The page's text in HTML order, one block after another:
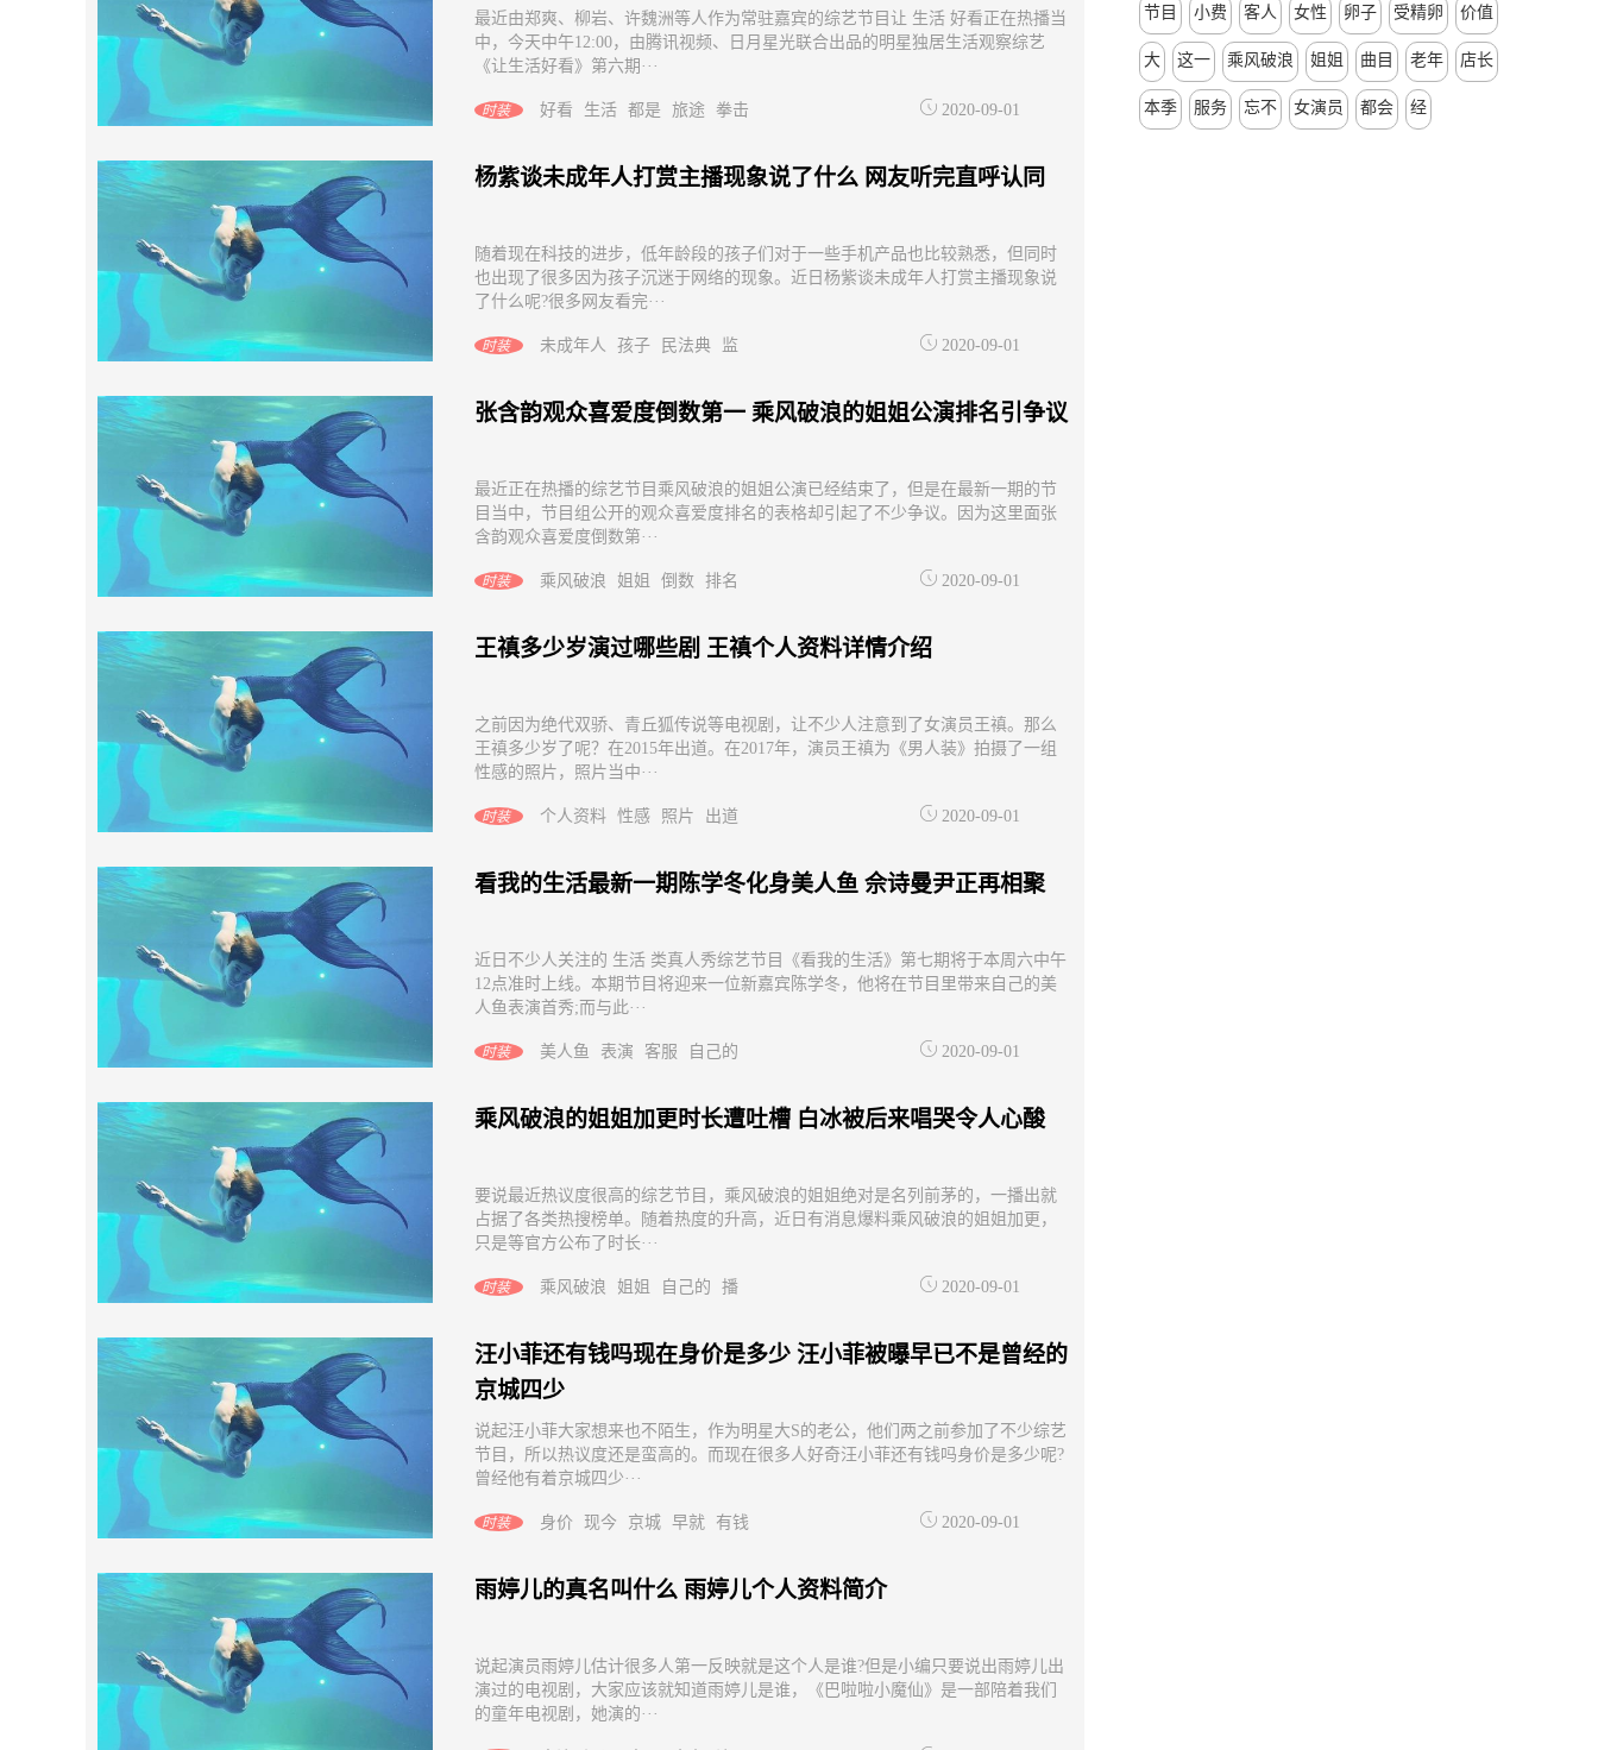
节目 小费 客人 女性 卵子 受精卵 价值
大 这一 乘风破浪 姐姐 曲目 老年 店长
本季 服务 忘不 女演员 都会 经
最近由郑爽、柳岩、许魏洲等人作为常驻嘉宾的综艺节目让 生活 好看正在热播当
中，今天中午12:00，由腾讯视频、日月星光联合出品的明星独居生活观察综艺
《让生活好看》第六期···
时装 好看 生活 都是 旅途 拳击 2020-09-01
杨紫谈未成年人打赏主播现象说了什么 网友听完直呼认同
随着现在科技的进步，低年龄段的孩子们对于一些手机产品也比较熟悉，但同时
也出现了很多因为孩子沉迷于网络的现象。近日杨紫谈未成年人打赏主播现象说
了什么呢?很多网友看完···
时装 未成年人 孩子 民法典 监 2020-09-01
张含韵观众喜爱度倒数第一 乘风破浪的姐姐公演排名引争议
最近正在热播的综艺节目乘风破浪的姐姐公演已经结束了，但是在最新一期的节
目当中，节目组公开的观众喜爱度排名的表格却引起了不少争议。因为这里面张
含韵观众喜爱度倒数第···
时装 乘风破浪 姐姐 倒数 排名 2020-09-01
王禛多少岁演过哪些剧 王禛个人资料详情介绍
之前因为绝代双骄、青丘狐传说等电视剧，让不少人注意到了女演员王禛。那么
王禛多少岁了呢？在2015年出道。在2017年，演员王禛为《男人装》拍摄了一组
性感的照片，照片当中···
时装 个人资料 性感 照片 出道 2020-09-01
看我的生活最新一期陈学冬化身美人鱼 佘诗曼尹正再相聚
近日不少人关注的 生活 类真人秀综艺节目《看我的生活》第七期将于本周六中午
12点准时上线。本期节目将迎来一位新嘉宾陈学冬，他将在节目里带来自己的美
人鱼表演首秀;而与此···
时装 美人鱼 表演 客服 自己的 2020-09-01
乘风破浪的姐姐加更时长遭吐槽 白冰被后来唱哭令人心酸
要说最近热议度很高的综艺节目，乘风破浪的姐姐绝对是名列前茅的，一播出就
占据了各类热搜榜单。随着热度的升高，近日有消息爆料乘风破浪的姐姐加更，
只是等官方公布了时长···
时装 乘风破浪 姐姐 自己的 播 2020-09-01
汪小菲还有钱吗现在身价是多少 汪小菲被曝早已不是曾经的
京城四少
说起汪小菲大家想来也不陌生，作为明星大S的老公，他们两之前参加了不少综艺
节目，所以热议度还是蛮高的。而现在很多人好奇汪小菲还有钱吗身价是多少呢?
曾经他有着京城四少···
时装 身价 现今 京城 早就 有钱 2020-09-01
雨婷儿的真名叫什么 雨婷儿个人资料简介
说起演员雨婷儿估计很多人第一反映就是这个人是谁?但是小编只要说出雨婷儿出
演过的电视剧，大家应该就知道雨婷儿是谁，《巴啦啦小魔仙》是一部陪着我们
的童年电视剧，她演的···